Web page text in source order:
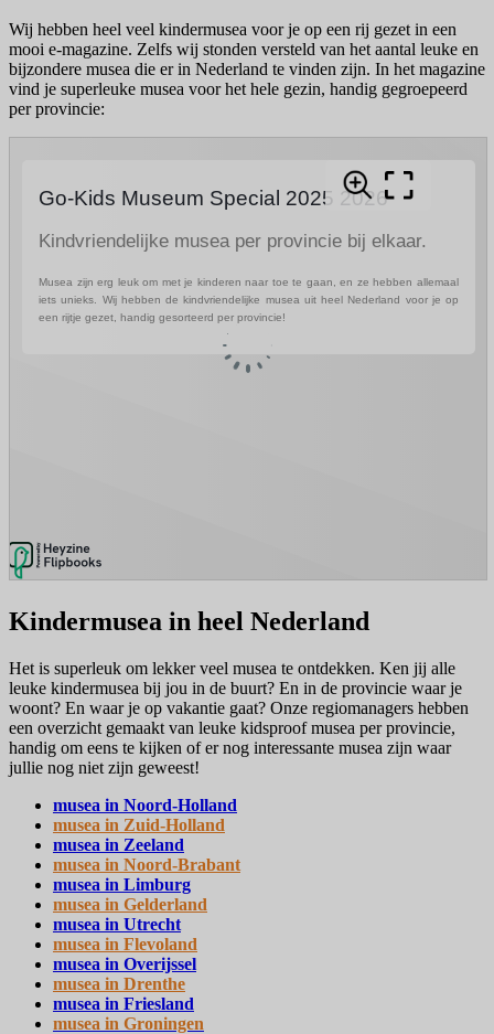
Wij hebben heel veel kindermusea voor je op een rij gezet in een
mooi e-magazine. Zelfs wij stonden versteld van het aantal leuke en
bijzondere musea die er in Nederland te vinden zijn. In het magazine
vind je superleuke musea voor het hele gezin, handig gegroepeerd
per provincie:
Kindermusea in heel Nederland
Het is superleuk om lekker veel musea te ontdekken. Ken jij alle
leuke kindermusea bij jou in de buurt? En in de provincie waar je
woont? En waar je op vakantie gaat? Onze regiomanagers hebben
een overzicht gemaakt van leuke kidsproof musea per provincie,
handig om eens te kijken of er nog interessante musea zijn waar
jullie nog niet zijn geweest!
musea in Noord-Holland
musea in Zuid-Holland
musea in Zeeland
musea in Noord-Brabant
musea in Limburg
musea in Gelderland
musea in Utrecht
musea in Flevoland
musea in Overijssel
musea in Drenthe
musea in Friesland
musea in Groningen